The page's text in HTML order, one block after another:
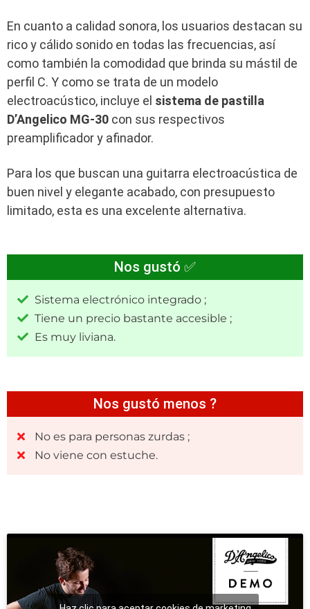
En cuanto a calidad sonora, los usuarios destacan su
rico y cálido sonido en todas las frecuencias, así
como también la comodidad que brinda su mástil de
perfil C. Y como se trata de un modelo
electroacústico, incluye el sistema de pastilla
D’Angelico MG-30 con sus respectivos
preamplificador y afinador.
Para los que buscan una guitarra electroacústica de
buen nivel y elegante acabado, con presupuesto
limitado, esta es una excelente alternativa.
Nos gustó ✅
Sistema electrónico integrado ;
Tiene un precio bastante accesible ;
Es muy liviana.
Nos gustó menos ?
No es para personas zurdas ;
No viene con estuche.